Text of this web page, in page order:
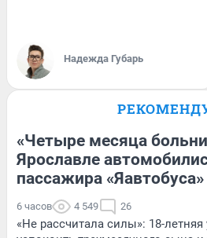
Надежда Губарь
«Четыре месяца
Ярославле
пассажира «Яавтобуса»
6 часов 4 549 26
«Не рассчитала силы»: 18-